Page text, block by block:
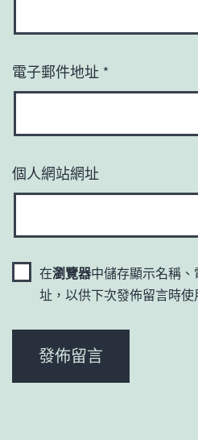
電子郵件地址 *
個人網站網址
在瀏覽器中儲存顯示名稱
址，以供下次發佈留言時使